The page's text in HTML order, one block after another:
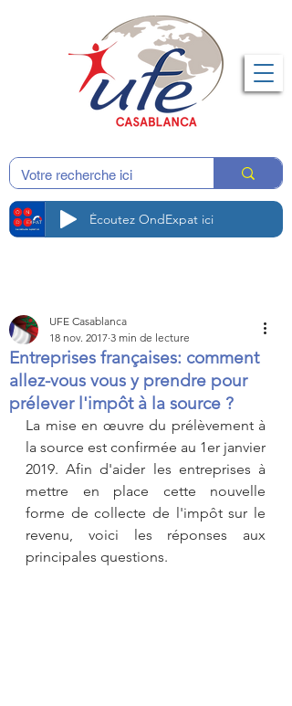
Écoutez OndExpat ici
Entreprises françaises: comment
allez-vous vous y prendre pour
prélever l'impôt à la source ?
UFE Casablanca
18 nov. 2017 3 min de lecture
La mise en œuvre du prélèvement à
la source est confirmée au 1er janvier
2019. Afin d'aider les entreprises à
mettre en place cette nouvelle
forme de collecte de l'impôt sur le
revenu, voici les réponses aux
principales questions.